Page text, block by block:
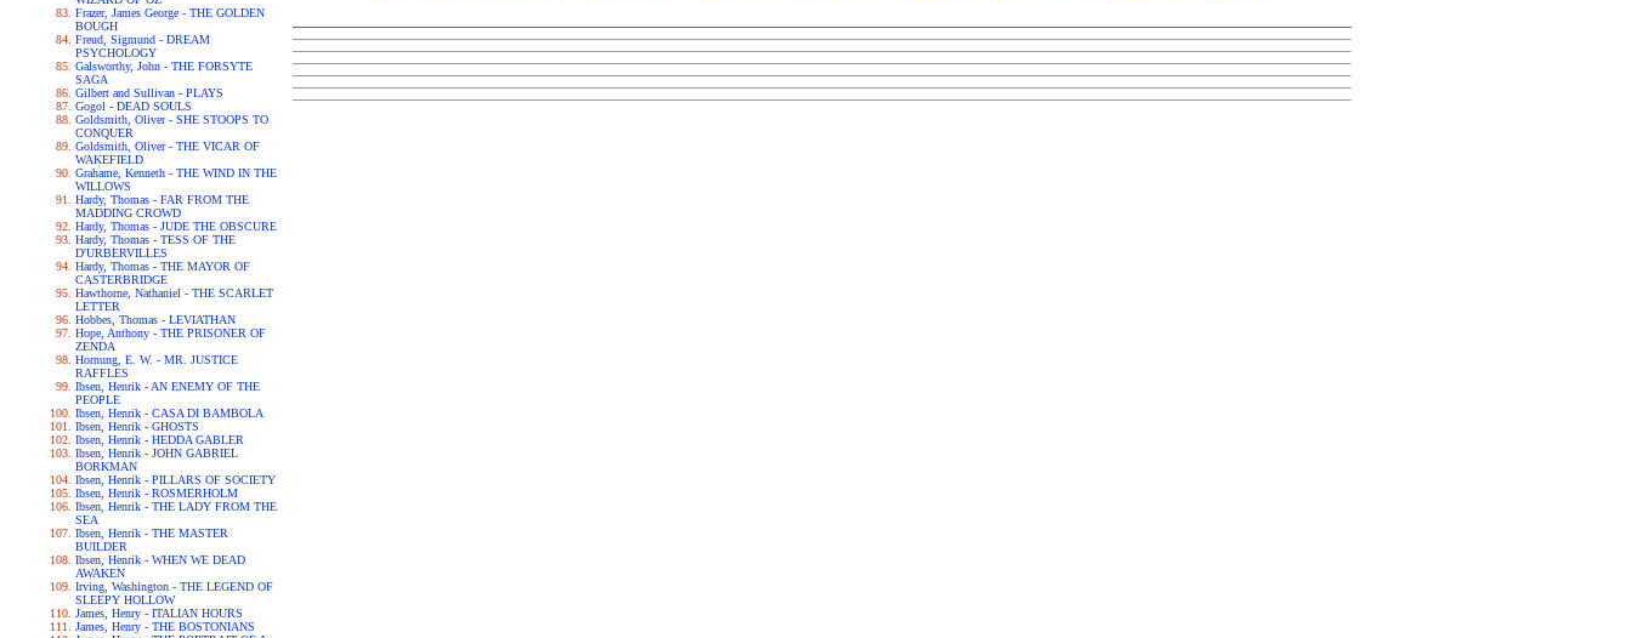
Frazer, James George - THE GOLDEN
BOUGH
Freud, Sigmund - DREAM
PSYCHOLOGY
Galsworthy, John - THE FORSYTE
SAGA
Gilbert and Sullivan - PLAYS
Gogol - DEAD SOULS
Goldsmith, Oliver - SHE STOOPS TO
CONQUER
Goldsmith, Oliver - THE VICAR OF
WAKEFIELD
Grahame, Kenneth - THE WIND IN THE
WILLOWS
Hardy, Thomas - FAR FROM THE
MADDING CROWD
Hardy, Thomas - JUDE THE OBSCURE
Hardy, Thomas - TESS OF THE
D'URBERVILLES
Hardy, Thomas - THE MAYOR OF
CASTERBRIDGE
Hawthorne, Nathaniel - THE SCARLET
LETTER
Hobbes, Thomas - LEVIATHAN
Hope, Anthony - THE PRISONER OF
ZENDA
Hornung, E. W. - MR. JUSTICE
RAFFLES
Ibsen, Henrik - AN ENEMY OF THE
PEOPLE
Ibsen, Henrik - CASA DI BAMBOLA
Ibsen, Henrik - GHOSTS
Ibsen, Henrik - HEDDA GABLER
Ibsen, Henrik - JOHN GABRIEL
BORKMAN
Ibsen, Henrik - PILLARS OF SOCIETY
Ibsen, Henrik - ROSMERHOLM
Ibsen, Henrik - THE LADY FROM THE
SEA
Ibsen, Henrik - THE MASTER
BUILDER
Ibsen, Henrik - WHEN WE DEAD
AWAKEN
Irving, Washington - THE LEGEND OF
SLEEPY HOLLOW
James, Henry - ITALIAN HOURS
James, Henry - THE BOSTONIANS